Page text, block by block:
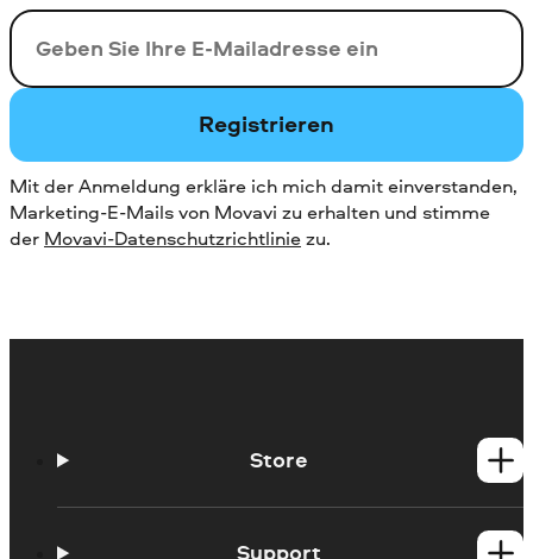
Ihre E-Mail-Addresse
Registrieren
Mit der Anmeldung erkläre ich mich damit einverstanden,
Marketing-E-Mails von Movavi zu erhalten und stimme
der Movavi-Datenschutzrichtliniezu.
Store
Mac-Produkte
Support